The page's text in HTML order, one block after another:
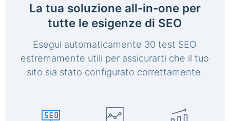
La tua soluzione all-in-one per
tutte le esigenze di SEO
Esegui automaticamente 30 test SEO
estremamente utili per assicurarti che il tuo
sito sia stato configurato correttamente.